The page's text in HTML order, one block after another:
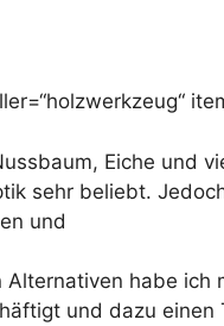
Eiche und
sehr beliebt.
und
habe ich
und dazu einen